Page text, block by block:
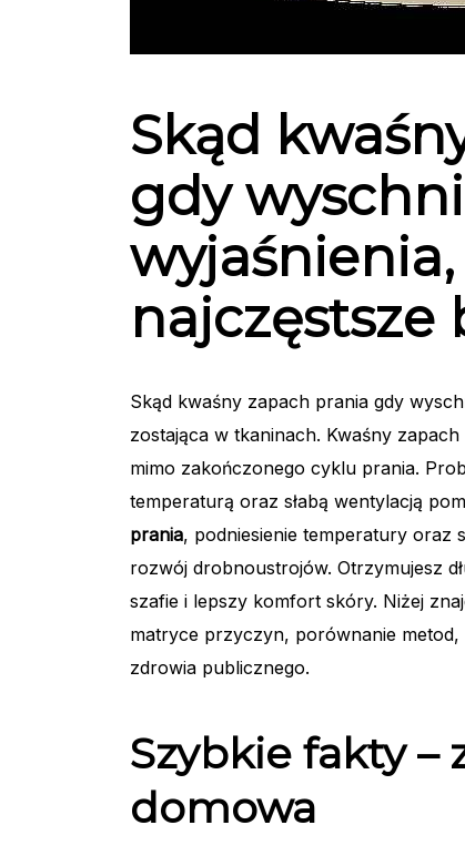
Skąd
gdy
najczęstsze
Skąd kwaśny zapach prania gdy
zostająca w tkaninach. Kwaśny
mimo zakończonego cyklu prania.
temperaturą oraz słabą wentylacją
prania, podniesienie temperatury oraz
rozwój drobnoustrojów. Otrzymujesz
szafie i lepszy komfort skóry. Niżej
matryce przyczyn, porównanie
zdrowia publicznego.
Szybkie fakty –
domowa